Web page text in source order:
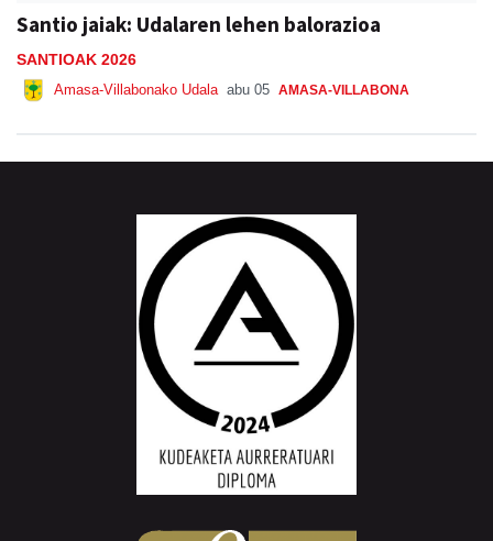
Santio jaiak: Udalaren lehen balorazioa
SANTIOAK 2026
Amasa-Villabonako Udala abu 05 AMASA-VILLABONA